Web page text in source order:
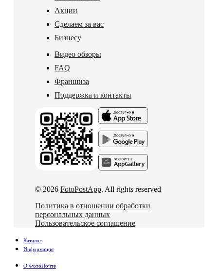
Акции
Сделаем за вас
Бизнесу
Видео обзоры
FAQ
Франшиза
Поддержка и контакты
© 2026 FotoPostApp. All rights reserved
Политика в отношении обработки
персональных данных
Пользовательское соглашение
Каталог
Информация
О ФотоПочте